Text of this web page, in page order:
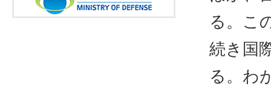
る。こ
続き国
る。わ